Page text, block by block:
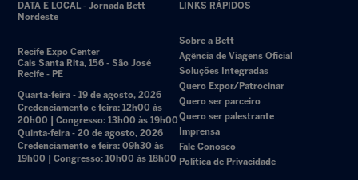
DATA E LOCAL - Jornada Bett
Nordeste
Recife Expo Center
Cais Santa Rita, 156 - São José
Recife - PE
Quarta-feira - 19 de agosto, 2026
Credenciamento e feira: 12h00 às
20h00 | Congresso: 13h00 às 19h00
Quinta-feira - 20 de agosto, 2026
Credenciamento e feira: 09h30 às
19h00 | Congresso: 10h00 às 18h00
LINKS RÁPIDOS
Sobre a Bett
Agência de Viagens Oficial
Soluções Integradas
Quero Expor/Patrocinar
Quero ser parceiro
Quero ser palestrante
Imprensa
Fale Conosco
Política de Privacidade